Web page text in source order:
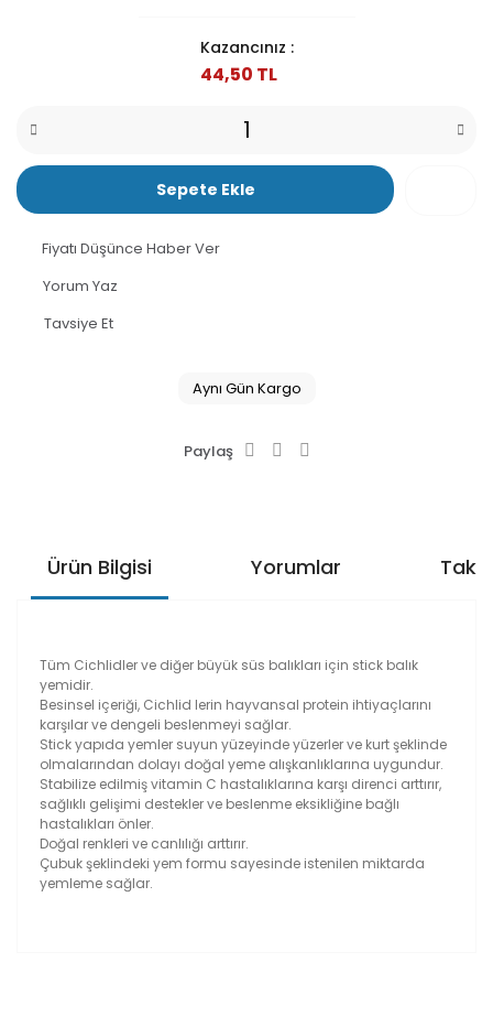
Kazancınız :
44,50 TL
Sepete Ekle
Fiyatı Düşünce Haber Ver
Yorum Yaz
Tavsiye Et
Aynı Gün Kargo
Paylaş
Ürün Bilgisi Yorumlar
Tüm Cichlidler ve diğer büyük süs balıkları için stick balık
yemidir.
Besinsel içeriği, Cichlid lerin hayvansal protein ihtiyaçlarını
karşılar ve dengeli beslenmeyi sağlar.
Stick yapıda yemler suyun yüzeyinde yüzerler ve kurt şeklinde
olmalarından dolayı doğal yeme alışkanlıklarına uygundur.
Stabilize edilmiş vitamin C hastalıklarına karşı direnci arttırır,
sağlıklı gelişimi destekler ve beslenme eksikliğine bağlı
hastalıkları önler.
Doğal renkleri ve canlılığı arttırır.
Çubuk şeklindeki yem formu sayesinde istenilen miktarda
yemleme sağlar.